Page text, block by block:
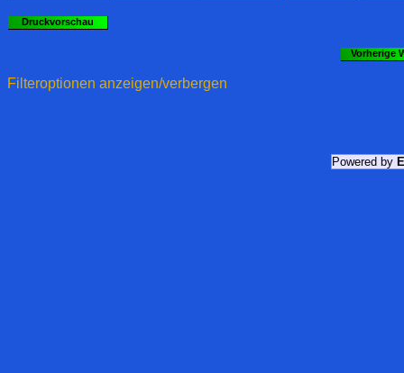
Druckvorschau
Vorherige
Filteroptionen anzeigen/verbergen
Powered by